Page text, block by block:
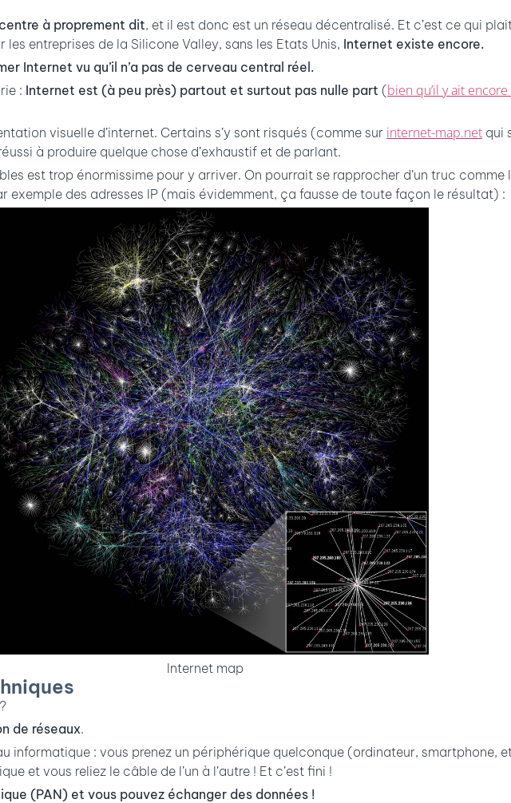
à proprement dit, et il est donc est un réseau décentralisé. Et c’est ce qui
entreprises de la Silicone Valley, sans les Etats Unis, Internet existe encore.
Internet vu qu’il n’a pas de cerveau central réel.
: Internet est (à peu près) partout et surtout pas nulle part (bien qu’il y ait
visuelle d’internet. Certains s’y sont risqués (comme sur internet-map.net qui
à produire quelque chose d’exhaustif et de parlant.
est trop énormissime pour y arriver. On pourrait se rapprocher d’un truc
exemple des adresses IP (mais évidemment, ça fausse de toute façon le résultat) :
Internet map
de réseaux.
informatique : vous prenez un périphérique quelconque (ordinateur, smartphone,
et vous reliez le câble de l’un à l’autre ! Et c’est fini !
(PAN) et vous pouvez échanger des données !